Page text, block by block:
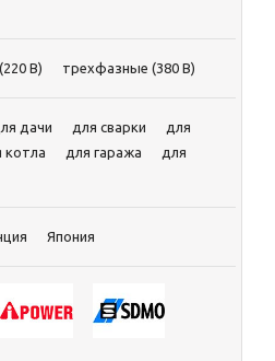
В) трехфазные (380 В)
дачи для сварки
для
котла для гаража
для
Япония